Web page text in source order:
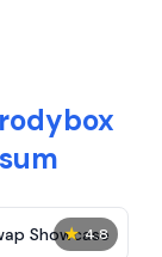
★ 4.8
Showcase